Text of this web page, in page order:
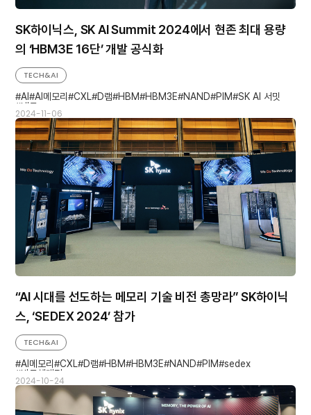
SK하이닉스, SK AI Summit 2024에서 현존 최대 용량
의 ‘HBM3E 16단’ 개발 공식화
2024-11-06
TECH&AI
AI
AI메모리 CXL D램 HBM HBM3E NAND PIM
SK AI 서밋
낸드
“AI 시대를 선도하는 메모리 기술 비전 총망라” SK하이닉
스, ‘SEDEX 2024’ 참가
2024-10-24
TECH&AI
AI메모리
CXL D램 HBM HBM3E NAND PIM sedex
반도체대전